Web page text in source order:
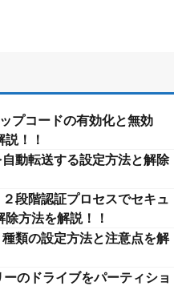
プコードの有効化と無効
！！
動転送する設定方法と解除
段階認証プロセスでセキュ
方法を解説！！
類の設定方法と注意点を解
のドライブをパーティショ